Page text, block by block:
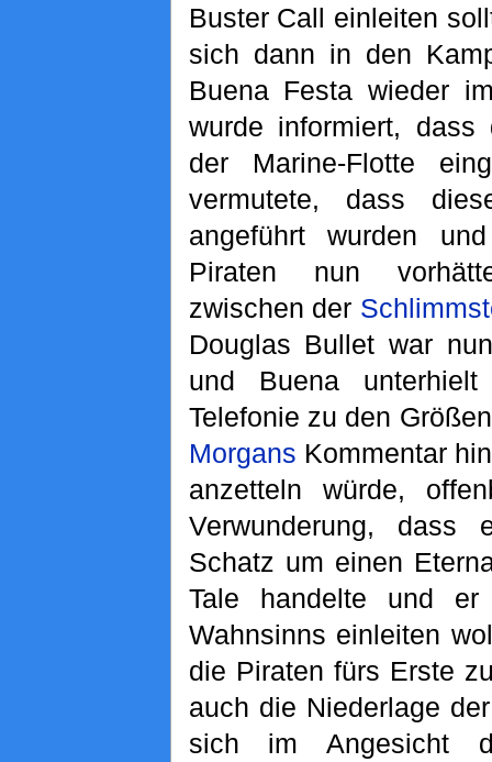
Buster Call einleiten
sich dann in den
Buena Festa wieder
wurde informiert,
der Marine-Flotte
vermutete, dass
angeführt wurden
Piraten nun
zwischen der
Douglas Bullet war
und Buena
Telefonie zu den
Morgans Kommentar
anzetteln würde,
Verwunderung,
Schatz um einen
Tale handelte und
Wahnsinns einleiten
die Piraten fürs Erste
auch die Niederlage
sich im Angesicht